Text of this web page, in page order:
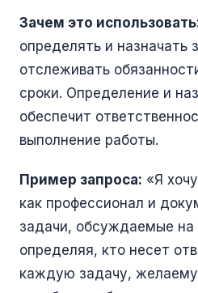
Зачем это
определять и назначать
отслеживать
сроки. Определение и
обеспечит
выполнение работы.
Пример запроса: «Я
как профессионал и
задачи, обсуждаемые на
определяя, кто несет
каждую задачу,